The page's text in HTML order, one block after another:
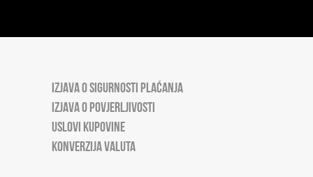
IZJAVA O SIGURNOSTI PLAĆANJA
IZJAVA O POVJERLJIVOSTI
USLOVI KUPOVINE
KONVERZIJA VALUTA